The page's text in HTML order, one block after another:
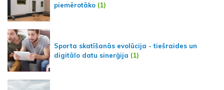
piemērotāko (1)
Sporta skatīšanās evolūcija - tiešraides un
digitālo datu sinerģija (1)